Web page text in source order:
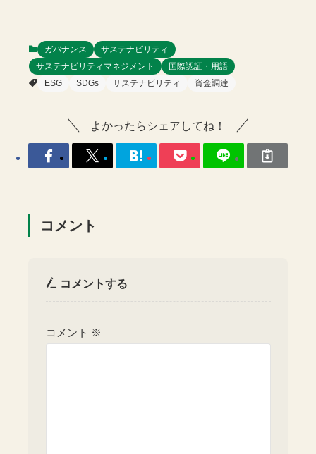
ガバナンス
サステナビリティ
サステナビリティマネジメント
国際認証・用語
ESG
SDGs サステナビリティ 資金調達
よかったらシェアしてね！
コメント
コメントする
コメント ※